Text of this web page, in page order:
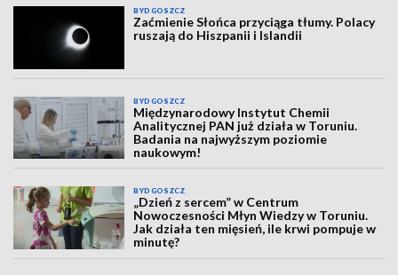
BYDGOSZCZ
Zaćmienie Słońca przyciąga tłumy. Polacy
ruszają do Hiszpanii i Islandii
BYDGOSZCZ
Międzynarodowy Instytut Chemii
Analitycznej PAN już działa w Toruniu.
Badania na najwyższym poziomie
naukowym!
BYDGOSZCZ
„Dzień z sercem” w Centrum
Nowoczesności Młyn Wiedzy w Toruniu.
Jak działa ten mięsień, ile krwi pompuje w
minutę?